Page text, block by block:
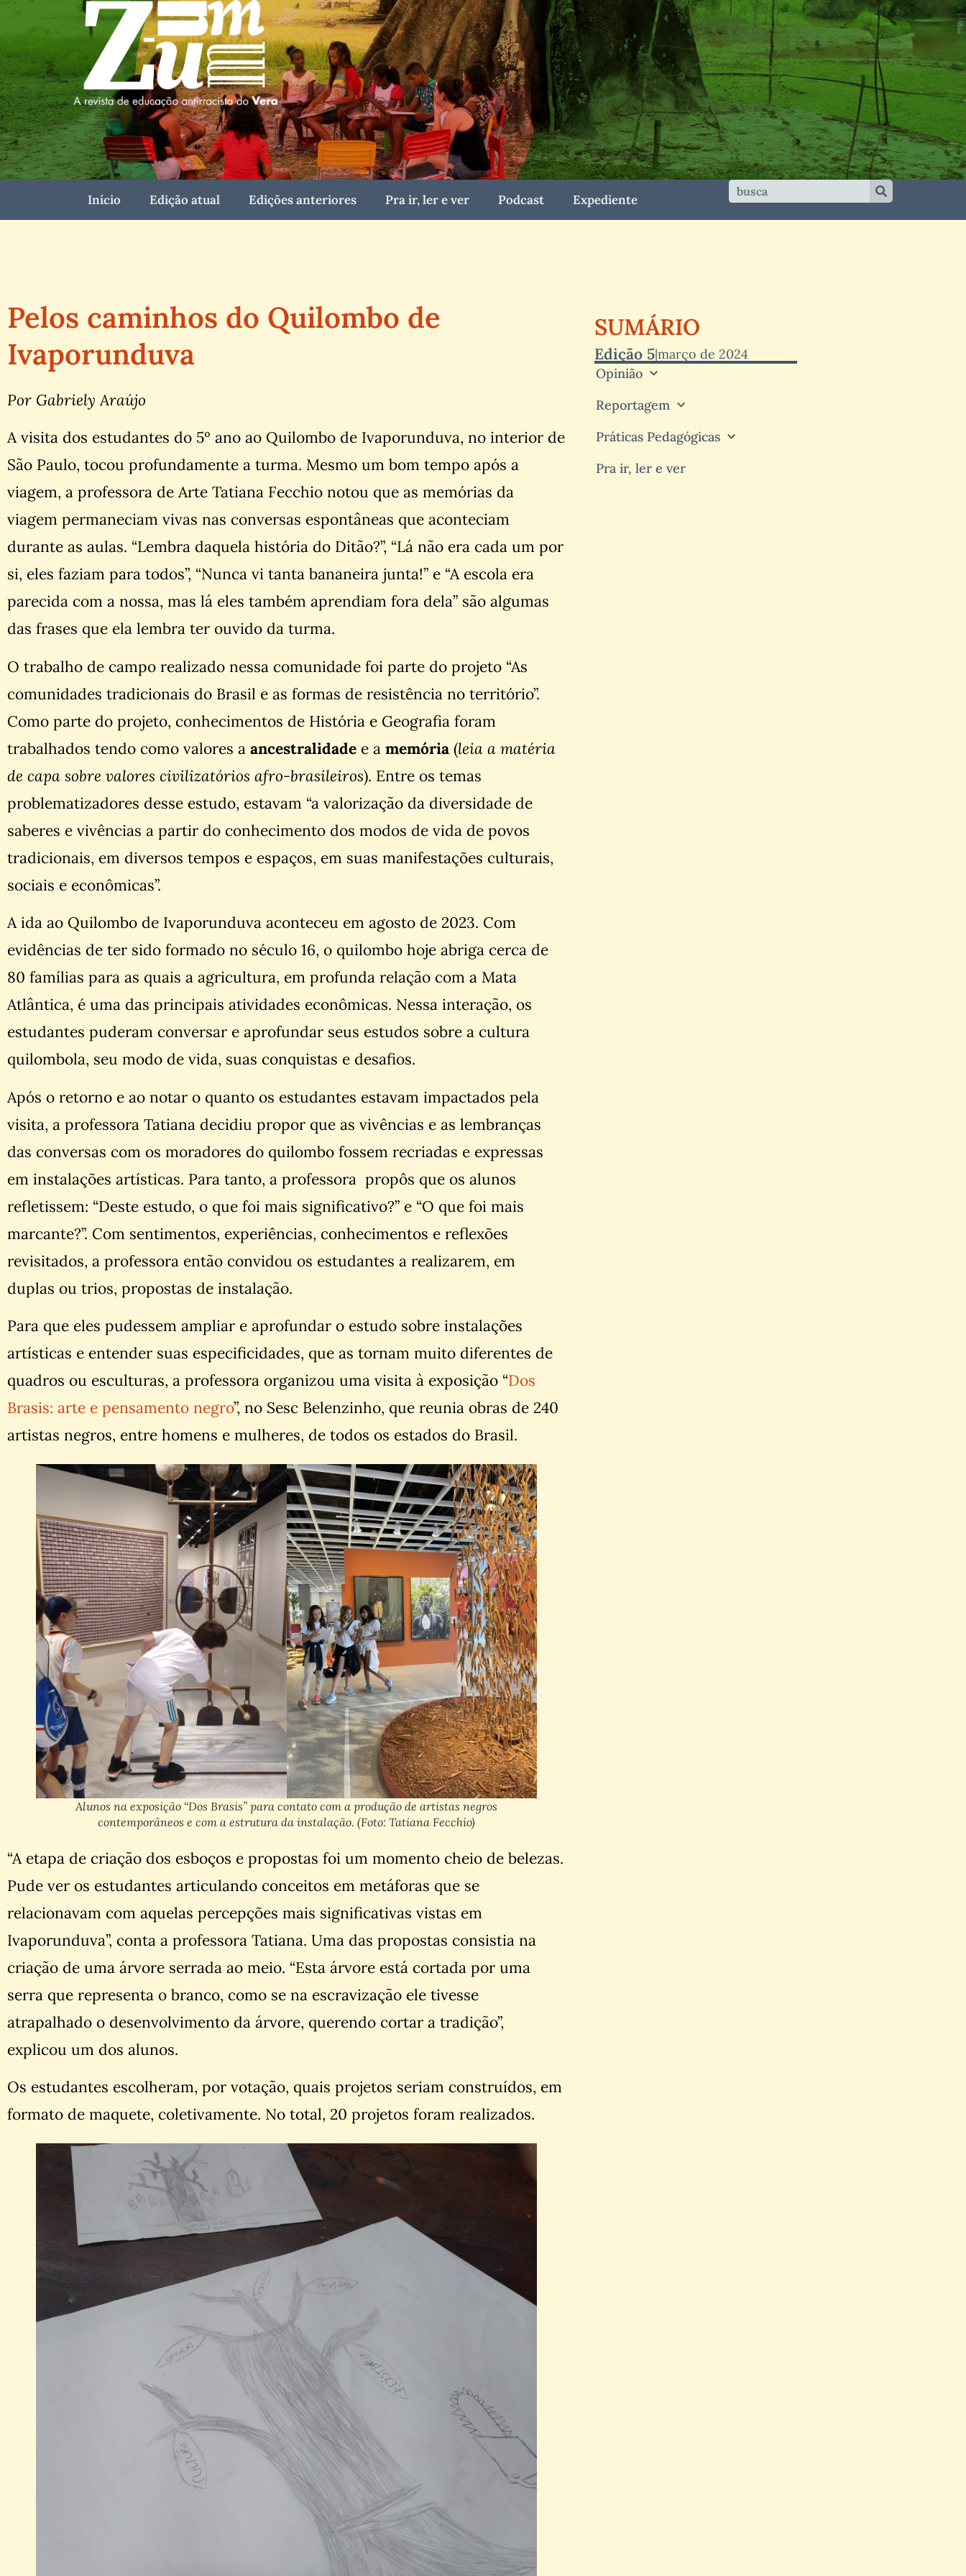
Início Edição atual Edições anteriores Pra ir, ler e ver Podcast Expediente
Pelos caminhos do Quilombo de
Ivaporunduva
Por Gabriely Araújo
A visita dos estudantes do 5º ano ao Quilombo de Ivaporunduva, no interior de
São Paulo, tocou profundamente a turma. Mesmo um bom tempo após a
viagem, a professora de Arte Tatiana Fecchio notou que as memórias da
viagem permaneciam vivas nas conversas espontâneas que aconteciam
durante as aulas. “Lembra daquela história do Ditão?”, “Lá não era cada um por
si, eles faziam para todos”, “Nunca vi tanta bananeira junta!” e “A escola era
parecida com a nossa, mas lá eles também aprendiam fora dela” são algumas
das frases que ela lembra ter ouvido da turma.
O trabalho de campo realizado nessa comunidade foi parte do projeto “As
comunidades tradicionais do Brasil e as formas de resistência no território”.
Como parte do projeto, conhecimentos de História e Geografia foram
trabalhados tendo como valores a ancestralidade e a memória (leia a matéria
de capa sobre valores civilizatórios afro-brasileiros). Entre os temas
problematizadores desse estudo, estavam “a valorização da diversidade de
saberes e vivências a partir do conhecimento dos modos de vida de povos
tradicionais, em diversos tempos e espaços, em suas manifestações culturais,
sociais e econômicas”.
A ida ao Quilombo de Ivaporunduva aconteceu em agosto de 2023. Com
evidências de ter sido formado no século 16, o quilombo hoje abriga cerca de
80 famílias para as quais a agricultura, em profunda relação com a Mata
Atlântica, é uma das principais atividades econômicas. Nessa interação, os
estudantes puderam conversar e aprofundar seus estudos sobre a cultura
quilombola, seu modo de vida, suas conquistas e desafios.
Após o retorno e ao notar o quanto os estudantes estavam impactados pela
visita, a professora Tatiana decidiu propor que as vivências e as lembranças
das conversas com os moradores do quilombo fossem recriadas e expressas
em instalações artísticas. Para tanto, a professora propôs que os alunos
refletissem: “Deste estudo, o que foi mais significativo?” e “O que foi mais
marcante?”. Com sentimentos, experiências, conhecimentos e reflexões
revisitados, a professora então convidou os estudantes a realizarem, em
duplas ou trios, propostas de instalação.
Para que eles pudessem ampliar e aprofundar o estudo sobre instalações
artísticas e entender suas especificidades, que as tornam muito diferentes de
quadros ou esculturas, a professora organizou uma visita à exposição “Dos
Brasis: arte e pensamento negro”, no Sesc Belenzinho, que reunia obras de ​​240
artistas negros, entre homens e mulheres, de todos os estados do Brasil.
Alunos na exposição “Dos Brasis” para contato com a produção de artistas negros
contemporâneos e com a estrutura da instalação. (Foto: Tatiana Fecchio)
“A etapa de criação dos esboços e propostas foi um momento cheio de belezas.
Pude ver os estudantes articulando conceitos em metáforas que se
relacionavam com aquelas percepções mais significativas vistas em
Ivaporunduva”, conta a professora Tatiana. Uma das propostas consistia na
criação de uma árvore serrada ao meio. “Esta árvore está cortada por uma
serra que representa o branco, como se na escravização ele tivesse
atrapalhado o desenvolvimento da árvore, querendo cortar a tradição”,
explicou um dos alunos.
Os estudantes escolheram, por votação, quais projetos seriam construídos, em
formato de maquete, coletivamente. No total, 20 projetos foram realizados.
SUMÁRIO
Edição 5|março de 2024
Opinião
Reportagem
Práticas Pedagógicas
Pra ir, ler e ver